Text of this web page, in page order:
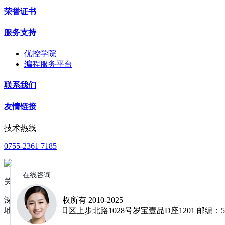
荣誉证书
服务支持
优控学院
编程服务平台
联系我们
友情链接
技术热线
0755-2361 7185
关注公众号
深圳中达优控 版权所有 2010-2025
地址：深圳市福田区上步北路1028号岁宝壹品D座1201 邮编：